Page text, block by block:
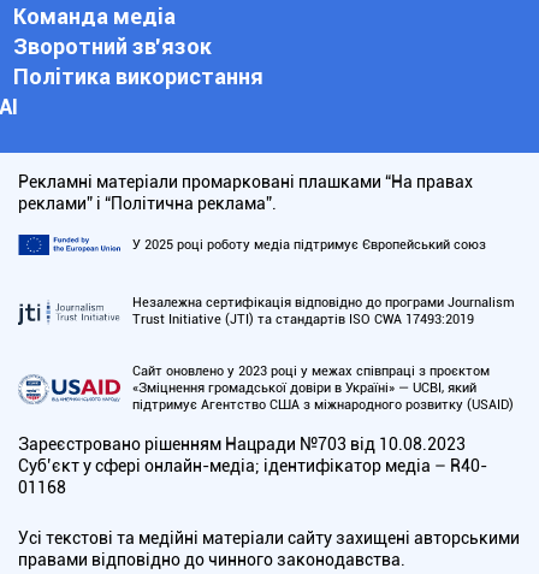
Команда медіа
Зворотний зв'язок
Політика використання
АІ
Рекламні матеріали промарковані плашками “На правах
реклами” і “Політична реклама”.
У 2025 році роботу медіа підтримує Європейський союз
Незалежна сертифікація відповідно до програми Journalism
Trust Initiative (JTI) та стандартів ISO CWA 17493:2019
Сайт оновлено у 2023 році у межах співпраці з проєктом
«Зміцнення громадської довіри в Україні» — UCBI, який
підтримує Агентство США з міжнародного розвитку (USAID)
Зареєстровано рішенням Нацради №703 від 10.08.2023
Cуб’єкт у сфері онлайн-медіа; ідентифікатор медіа – R40-
01168
Усі текстові та медійні матеріали сайту захищені авторськими
правами відповідно до чинного законодавства.